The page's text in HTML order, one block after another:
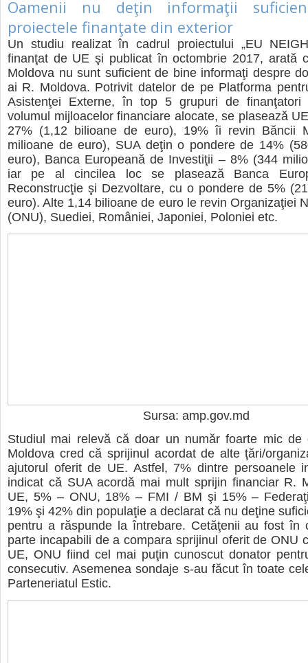
Oamenii nu deţin informaţii
proiectele finanţate din exterior
Un studiu realizat în cadrul proiectului „EU
finanţat de UE şi publicat în octombrie 2017, arată
Moldova nu sunt suficient de bine informaţi despre
ai R. Moldova. Potrivit datelor de pe Platforma
Asistenţei Externe, în top 5 grupuri de finanţatori
volumul mijloacelor financiare alocate, se plasează
27% (1,12 bilioane de euro), 19% îi revin Băncii
milioane de euro), SUA deţin o pondere de 14%
euro), Banca Europeană de Investiţii – 8% (344
iar pe al cincilea loc se plasează Banca
Reconstrucţie şi Dezvoltare, cu o pondere de 5%
euro). Alte 1,14 bilioane de euro le revin Organizaţiei
(ONU), Suediei, României, Japoniei, Poloniei etc.
Sursa: amp.gov.md
Studiul mai relevă că doar un număr foarte mic de
Moldova cred că sprijinul acordat de alte ţări/
ajutorul oferit de UE. Astfel, 7% dintre persoanele
indicat că SUA acordă mai mult sprijin financiar R.
UE, 5% – ONU, 18% – FMI / BM şi 15% –
19% şi 42% din populaţie a declarat că nu deţine
pentru a răspunde la întrebare. Cetăţenii au fost în
parte incapabili de a compara sprijinul oferit de ONU
UE, ONU fiind cel mai puţin cunoscut donator
consecutiv. Asemenea sondaje s-au făcut în toate
Parteneriatul Estic.